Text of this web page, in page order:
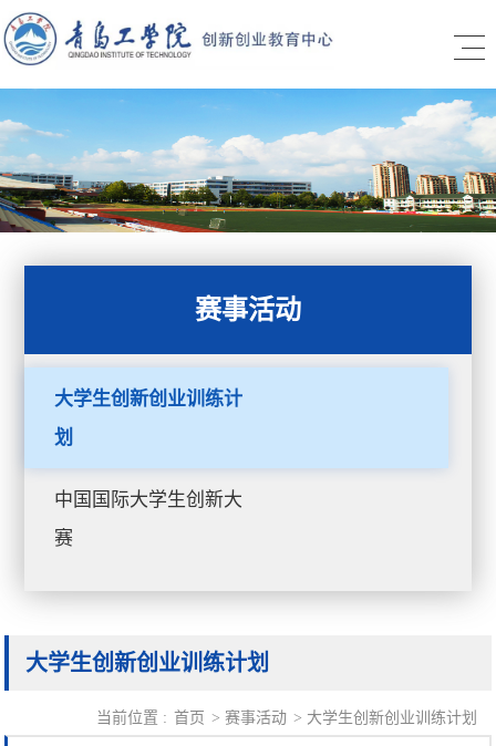
赛事活动
大学生创新创业训练计
划
中国国际大学生创新大
赛
大学生创新创业训练计划
当前位置 : 首页 > 赛事活动 > 大学生创新创业训练计划